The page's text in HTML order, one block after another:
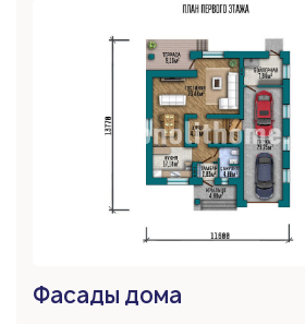
Фасады дома